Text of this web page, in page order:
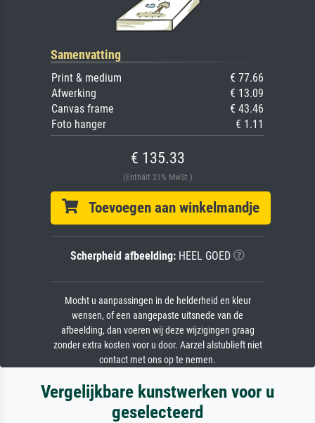
Samenvatting
Print & medium
€ 77.66
Afwerking
€ 13.09
Canvas frame
€ 43.46
Foto hanger
€ 1.11
€ 135.33
(Enthält 21% MwSt.)
Toevoegen aan winkelmandje
Scherpheid afbeelding: HEEL GOED
Mocht u aanpassingen in de helderheid en kleur
wensen, of een aangepaste uitsnede van de
afbeelding, dan voeren wij deze wijzigingen graag
zonder extra kosten voor u door. Aarzel alstublieft niet
contact met ons op te nemen.
Vergelijkbare kunstwerken voor u
geselecteerd